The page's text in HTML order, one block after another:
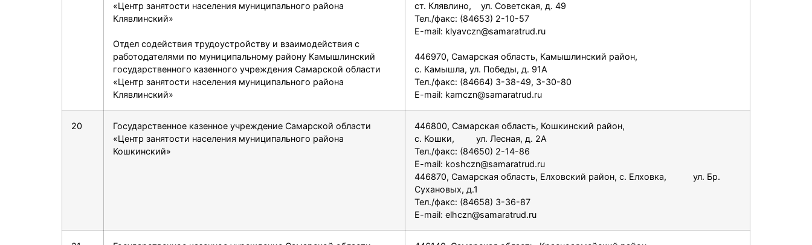
«Центр занятости населения муниципального района
Клявлинский»
Отдел содействия трудоустройству и взаимодействия с
работодателями по муниципальному району Камышлинский
государственного казенного учреждения Самарской области
«Центр занятости населения муниципального района
Клявлинский»
ст. Клявлино, ул. Советская, д. 49
Тел./факс: (84653) 2-10-57
E-mail: klyavczn@samaratrud.ru
446970, Самарская область, Камышлинский район,
с. Камышла, ул. Победы, д. 91А
Тел./факс: (84664) 3-38-49, 3-30-80
E-mail: kamczn@samaratrud.ru
20
Государственное казенное учреждение Самарской области
«Центр занятости населения муниципального района
Кошкинский»
446800, Самарская область, Кошкинский район,
с. Кошки, ул. Лесная, д. 2А
Тел./факс: (84650) 2-14-86
E-mail: koshczn@samaratrud.ru
446870, Самарская область, Елховский район, с. Елховка, ул. Бр.
Сухановых, д.1
Тел./факс: (84658) 3-36-87
E-mail: elhczn@samaratrud.ru